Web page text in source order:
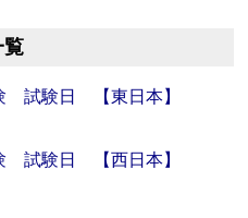
覧
試験日 【東日本】
試験日 【西日本】